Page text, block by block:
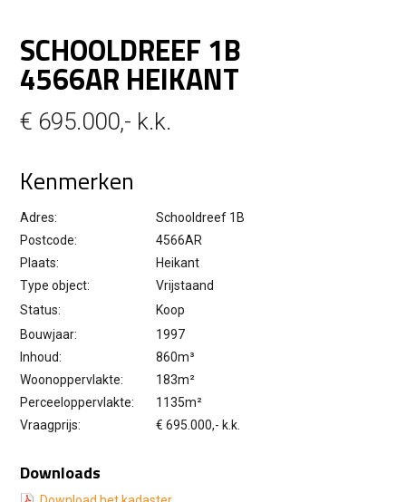
SCHOOLDREEF 1B
4566AR HEIKANT
€ 695.000,- k.k.
Kenmerken
Adres:
Schooldreef 1B
Postcode:
4566AR
Plaats:
Heikant
Type object:
Vrijstaand
Status:
Koop
Bouwjaar:
1997
Inhoud:
860m³
Woonoppervlakte:
183m²
Perceeloppervlakte:
1135m²
Vraagprijs:
€ 695.000,- k.k.
Downloads